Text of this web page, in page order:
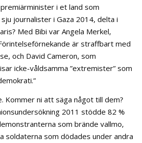
i et land som
journalister i Gaza 2014, delta i
Med Bibi var Angela Merkel,
är straffbart med
och David Cameron, som
icke-våldsamma ”extremister” som
Kommer ni att säga något till dem?
2011 stödde 82 %
som brände vallmo,
soldaterna som dödades under andra